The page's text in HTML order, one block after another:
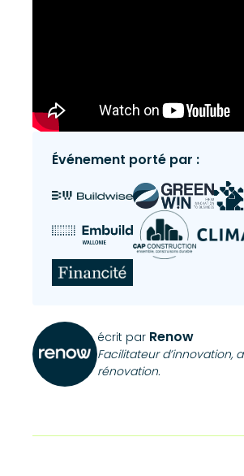
Événement porté par :
écrit par Renow
Facilitateur d’innovation,
rénovation.